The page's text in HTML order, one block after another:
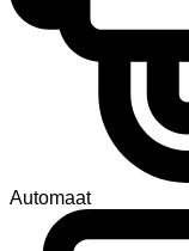
Automaat